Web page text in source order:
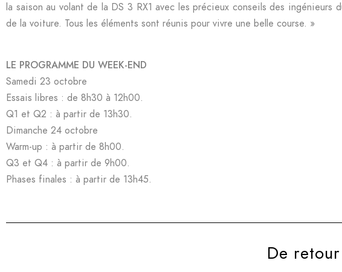
la saison au volant de la DS 3 RX1 avec les précieux conseils des
de la voiture. Tous les éléments sont réunis pour vivre une belle course. »
LE PROGRAMME DU WEEK-END
Samedi 23 octobre
Essais libres : de 8h30 à 12h00.
Q1 et Q2 : à partir de 13h30.
Dimanche 24 octobre
Warm-up : à partir de 8h00.
Q3 et Q4 : à partir de 9h00.
Phases finales : à partir de 13h45.
De